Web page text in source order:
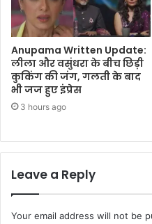
Anupama Written Update:
लीला और वसुंधरा के बीच छिड़ी
कुकिंग की जंग, गलती के बाद
भी जज हुए इंप्रेस
3 hours ago
Leave a Reply
Your email address will not be